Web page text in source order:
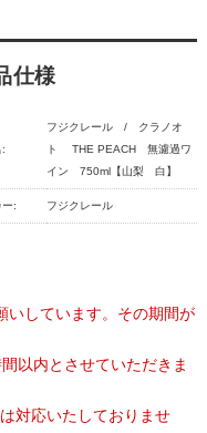
仕様
:
フジクレール / クラノオ
ト THE PEACH 無濾過ワ
イン 750ml【山梨 白】
ー: フジクレール
しています。その期間が
以内とさせていただきま
対応いたしておりませ